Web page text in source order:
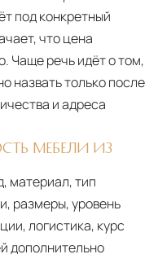
под конкретный
что цена
Чаще речь идёт о том,
назвать только после
и адреса
МЕБЕЛИ ИЗ
материал, тип
размеры, уровень
логистика, курс
дополнительно